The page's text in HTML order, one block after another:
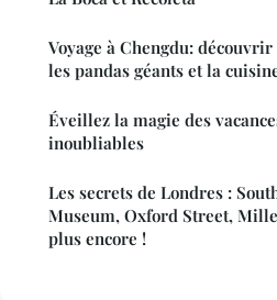
Voyage à Chengdu:
les pandas géants et la
Éveillez la magie des
inoubliables
Les secrets de Londres :
Museum, Oxford Street,
plus encore !